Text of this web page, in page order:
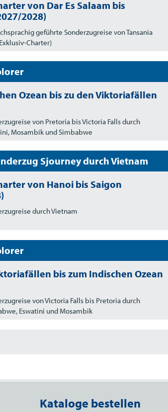
von Dar Es Salaam bis
2028)
geführte Sonderzugreise von Tansania
Charter)
Ozean bis zu den Viktoriafällen
von Pretoria bis Victoria Falls durch
Mosambik und Simbabwe
Sjourney durch Vietnam
von Hanoi bis Saigon
durch Vietnam
bis zum Indischen Ozean
von Victoria Falls bis Pretoria durch
Eswatini und Mosambik
Kataloge bestellen